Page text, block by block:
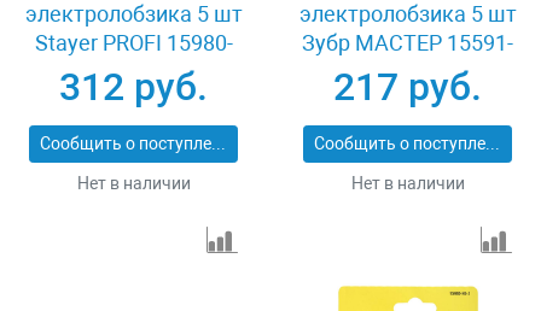
электролобзика 5 шт
Stayer PROFI 15980-
H5-3
312 руб.
Сообщить о поступлении
Нет в наличии
электролобзика 5 шт
Зубр МАСТЕР 15591-
H5
217 руб.
Сообщить о поступлении
Нет в наличии